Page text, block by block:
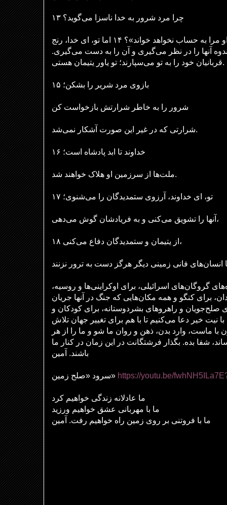
۱۳ چرا مرد شرور به خدا ناسزا می‌گوید؟
چرا با خود می‌گوید: «او مرا به حساب نخواهد خواند»؟ ۱۴ اما تو، ای خدا، رنج
آنها را در نظر می‌گیری و آن را به دست می‌گیری.
قربانیان خود را به تو می‌سپارند؛ تو یاور یتیمان هستی.
۱۵ بازوی مرد شریر را بشکن؛
شرور را به خاطر شرارتش بازخواست کن
شرارتی که در غیر این صورت آشکار نمی‌شد.
۱۶ خداوند تا ابد پادشاه است؛
ملتها از سرزمین او هلاک خواهند شد.
۱۷ تو، ای خداوند، آرزوی ستمدیدگان را می‌شنوی؛
آنها را تشویق می‌کنی و به فریادشان گوش می‌دهی،
۱۸ از یتیمان و ستمدیدگان دفاع می‌کنی،
گروگان‌های اسرائیلی، برای اوکراینی‌ها و روسیه،
برای کنگو و همه مکان‌هایی که جنگ در آنها جریان
صلح‌جویان و راهروهای بشردوستانه، برای کودکان و
نیت خیر دعا می‌کنیم تا با هم برای تغییر جهان تلاش
با ماست، وارد بدن، ذهن و روان ما شو و ما را از هر
شفا بده. بگذار فرشتگانت در این زمان در کنار ما
باشند. آمین
سرود «صلح زمین» https://youtu.be/
ما عادلانه زندگی خواهیم کرد
ما با مهربانی عشق خواهیم ورزید
ما با فروتنی بر روی زمین راه خواهیم رفت. آمین